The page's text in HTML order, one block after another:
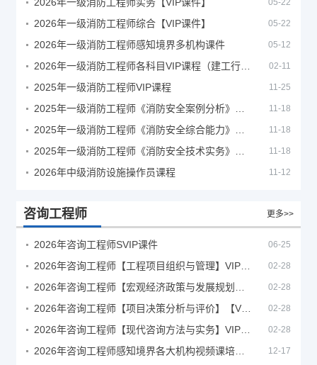
05-22
2026年一级消防工程师综合【VIP课件】 05-22
2026年一级消防工程师感知境界多机构课件 05-12
02-11
2025年一级消防工程师VIP课程 11-25
11-18
11-18
11-18
2026年中级消防设施操作员课程 11-12
咨询工程师 更多>>
2026年咨询工程师SVIP课件 06-25
02-28
02-28
02-28
02-28
12-17